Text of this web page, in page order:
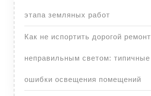
этапа земляных работ
Как не испортить дорогой ремонт
неправильным светом: типичные
ошибки освещения помещений